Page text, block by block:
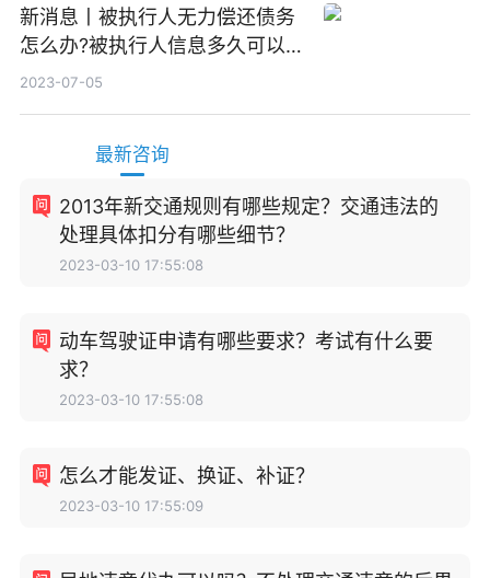
新消息丨被执行人无力偿还债务
怎么办?被执行人信息多久可以
消除?
2023-07-05
最新咨询
2013年新交通规则有哪些规定？交通违法的
处理具体扣分有哪些细节？
2023-03-10 17:55:08
动车驾驶证申请有哪些要求？考试有什么要
求？
2023-03-10 17:55:08
怎么才能发证、换证、补证？
2023-03-10 17:55:09